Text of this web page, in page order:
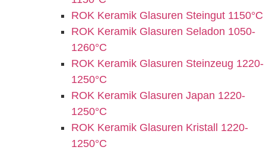
ROK Keramik Glasuren Steingut 1150°C
ROK Keramik Glasuren Seladon 1050-
1260°C
ROK Keramik Glasuren Steinzeug 1220-
1250°C
ROK Keramik Glasuren Japan 1220-
1250°C
ROK Keramik Glasuren Kristall 1220-
1250°C